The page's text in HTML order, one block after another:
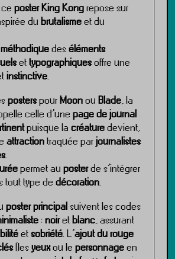
poster King Kongrepose sur
du brutalismeet du
deséléments
ettypographiquesoffre une
instinctive.
posterspourMoonou Blade, la
celle d’une page de journal
puisque la créaturedevient,
attractiontraquée parjournalistes
.
permet au posterde s’intégrer
tout type de décoration.
poster principalsuivent les codes
: noiretblanc, assurant
etsobriété. L’ajout du rouge
(lesyeuxou le personnageen